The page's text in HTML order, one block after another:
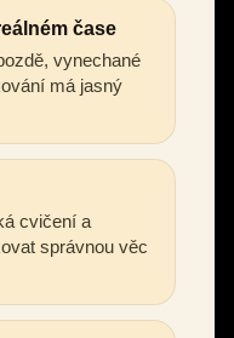
čase
vynechané
má jasný
cvičení a
správnou věc